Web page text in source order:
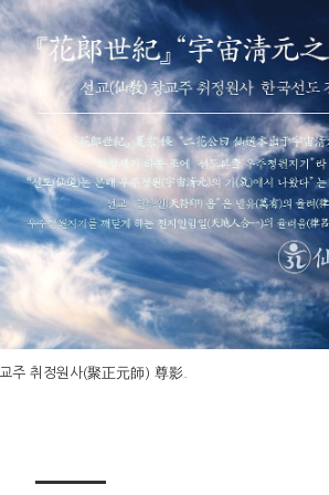
주 취정원사(聚正元師) 尊影.